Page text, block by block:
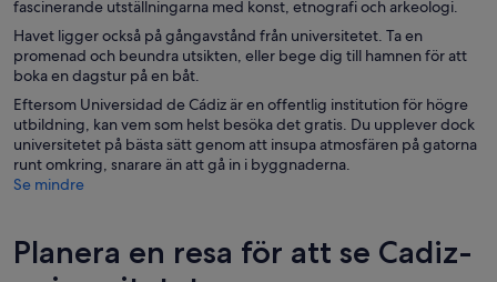
fascinerande utställningarna med konst, etnografi och arkeologi.
Havet ligger också på gångavstånd från universitetet. Ta en
promenad och beundra utsikten, eller bege dig till hamnen för att
boka en dagstur på en båt.
Eftersom Universidad de Cádiz är en offentlig institution för högre
utbildning, kan vem som helst besöka det gratis. Du upplever dock
universitetet på bästa sätt genom att insupa atmosfären på gatorna
runt omkring, snarare än att gå in i byggnaderna.
Se mindre
Planera en resa för att se Cadiz-